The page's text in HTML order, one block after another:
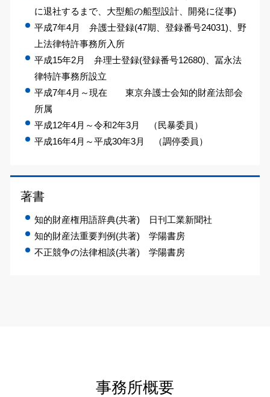
に退社するまで、大型船の船型設計、開発に従事)
平成7年4月 弁護士登録(47期、登録番号24031)、野
上法律特許事務所入所
平成15年2月 弁理士登録(登録番号12680)、冨永法
律特許事務所設立
平成7年4月～現在 東京弁護士会知的財産法部会
所属
平成12年4月～令和2年3月 （民暴委員）
平成16年4月～平成30年3月 （調停委員）
著書
知的財産権用語辞典(共著) 日刊工業新聞社
知的財産法重要判例(共著) 学陽書房
不正競争の法律相談(共著) 学陽書房
事務所概要